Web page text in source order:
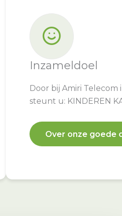
Inzameldoel
Door bij Amiri Telecom
steunt u: KINDEREN
Over onze goede